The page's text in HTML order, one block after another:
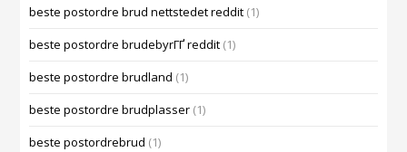
beste postordre brud nettstedet reddit (1)
beste postordre brudebyrГҐ reddit (1)
beste postordre brudland (1)
beste postordre brudplasser (1)
beste postordrebrud (1)